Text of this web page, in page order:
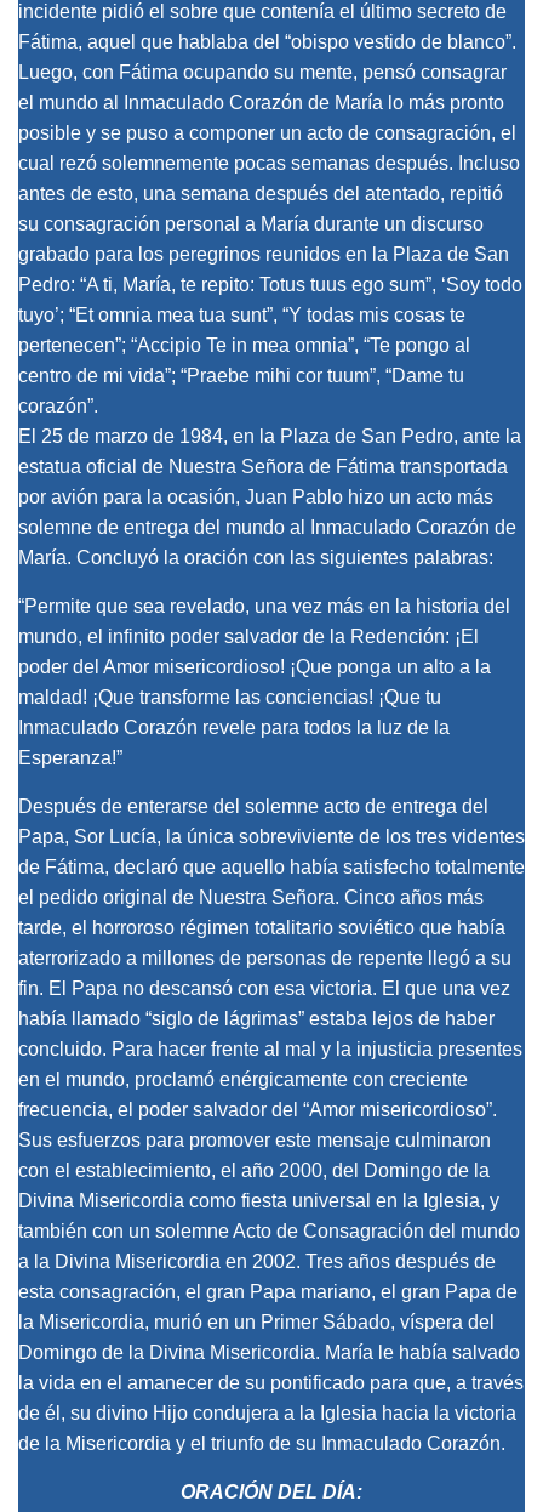
incidente pidió el sobre que contenía el último secreto de
Fátima, aquel que hablaba del “obispo vestido de blanco”.
Luego, con Fátima ocupando su mente, pensó consagrar
el mundo al Inmaculado Corazón de María lo más pronto
posible y se puso a componer un acto de consagración, el
cual rezó solemnemente pocas semanas después. Incluso
antes de esto, una semana después del atentado, repitió
su consagración personal a María durante un discurso
grabado para los peregrinos reunidos en la Plaza de San
Pedro: “A ti, María, te repito: Totus tuus ego sum”, ‘Soy todo
tuyo’; “Et omnia mea tua sunt”, “Y todas mis cosas te
pertenecen”; “Accipio Te in mea omnia”, “Te pongo al
centro de mi vida”; “Praebe mihi cor tuum”, “Dame tu
corazón”.
El 25 de marzo de 1984, en la Plaza de San Pedro, ante la
estatua oficial de Nuestra Señora de Fátima transportada
por avión para la ocasión, Juan Pablo hizo un acto más
solemne de entrega del mundo al Inmaculado Corazón de
María. Concluyó la oración con las siguientes palabras:
“Permite que sea revelado, una vez más en la historia del
mundo, el infinito poder salvador de la Redención: ¡El
poder del Amor misericordioso! ¡Que ponga un alto a la
maldad! ¡Que transforme las conciencias! ¡Que tu
Inmaculado Corazón revele para todos la luz de la
Esperanza!”
Después de enterarse del solemne acto de entrega del
Papa, Sor Lucía, la única sobreviviente de los tres videntes
de Fátima, declaró que aquello había satisfecho totalmente
el pedido original de Nuestra Señora. Cinco años más
tarde, el horroroso régimen totalitario soviético que había
aterrorizado a millones de personas de repente llegó a su
fin. El Papa no descansó con esa victoria. El que una vez
había llamado “siglo de lágrimas” estaba lejos de haber
concluido. Para hacer frente al mal y la injusticia presentes
en el mundo, proclamó enérgicamente con creciente
frecuencia, el poder salvador del “Amor misericordioso”.
Sus esfuerzos para promover este mensaje culminaron
con el establecimiento, el año 2000, del Domingo de la
Divina Misericordia como fiesta universal en la Iglesia, y
también con un solemne Acto de Consagración del mundo
a la Divina Misericordia en 2002. Tres años después de
esta consagración, el gran Papa mariano, el gran Papa de
la Misericordia, murió en un Primer Sábado, víspera del
Domingo de la Divina Misericordia. María le había salvado
la vida en el amanecer de su pontificado para que, a través
de él, su divino Hijo condujera a la Iglesia hacia la victoria
de la Misericordia y el triunfo de su Inmaculado Corazón.
ORACIÓN DEL DÍA: